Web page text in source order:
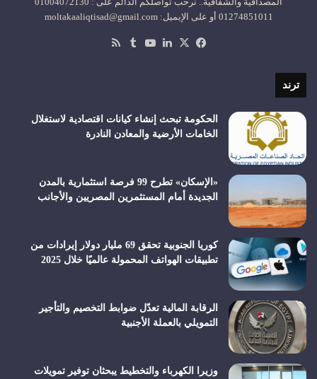
01274851011 أو على الإيميل: moltakaaliqtisad@gmail.com
فيسبوك
‫X لينكدإن‫YouTube
ترند
الحكومة تبحث إنشاء كيانات اقتصادية لاستغلال
الخامات الأرضية والمعادن النادرة
«الإسكان» تطرح 99 فرصة استثمارية بالمدن
الجديدة أمام المستثمرين المصريين والأجانب
كوريا الجنوبية تحقق 69 مليار دولار إيرادات من
تطبيقات الهواتف المحمولة عالميًا خلال 2025
الرقابة المالية تعدّل ضوابط التخصيم والتأجير
التمويلي بالعملة الأجنبية
وزيرا الكهرباء والتخطيط يبحثان توفير تمويلات